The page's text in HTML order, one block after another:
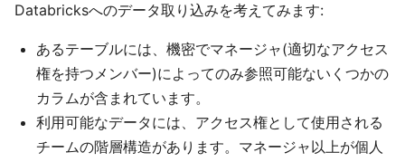
Databricksへのデータ取り込みを考えてみます:
あるテーブルには、機密でマネージャ(適切なアクセス
権を持つメンバー)によってのみ参照可能ないくつかの
カラムが含まれています。
利用可能なデータには、アクセス権として使用される
チームの階層構造があります。マネージャ以上が個人